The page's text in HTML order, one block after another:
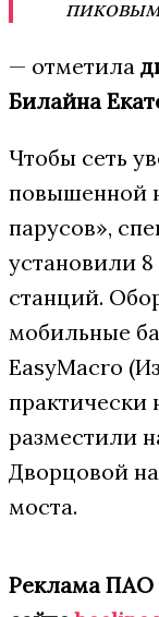
— отметила
Билайна
Чтобы сеть
повышенной
парусов»,
установили
станций.
мобильные
EasyMacro
практически
разместили
Дворцовой
моста.
Реклама ПАО